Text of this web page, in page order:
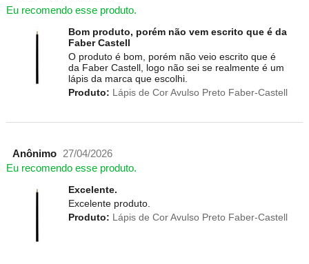
Eu recomendo esse produto.
Bom produto, porém não vem escrito que é da
Faber Castell
O produto é bom, porém não veio escrito que é
da Faber Castell, logo não sei se realmente é um
lápis da marca que escolhi.
Produto: Lápis de Cor Avulso Preto Faber-Castell
Anônimo
27/04/2026
Eu recomendo esse produto.
Excelente.
Excelente produto.
Produto: Lápis de Cor Avulso Preto Faber-Castell